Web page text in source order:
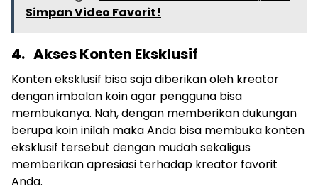
Simpan Video Favorit!
4. Akses Konten Eksklusif
Konten eksklusif bisa saja diberikan oleh kreator
dengan imbalan koin agar pengguna bisa
membukanya. Nah, dengan memberikan dukungan
berupa koin inilah maka Anda bisa membuka konten
eksklusif tersebut dengan mudah sekaligus
memberikan apresiasi terhadap kreator favorit
Anda.